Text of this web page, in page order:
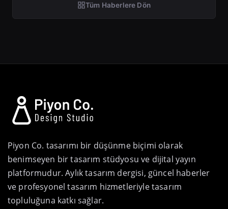
Tüm Haberlere Dön
Piyon Co. tasarımı bir düşünme biçimi olarak
benimseyen bir tasarım stüdyosu ve dijital yayın
platformudur. Aylık tasarım dergisi, güncel haberler
ve profesyonel tasarım hizmetleriyle tasarım
topluluğuna katkı sağlar.